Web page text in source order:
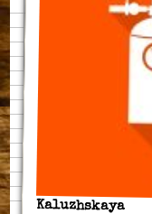
Kaluzhskaya